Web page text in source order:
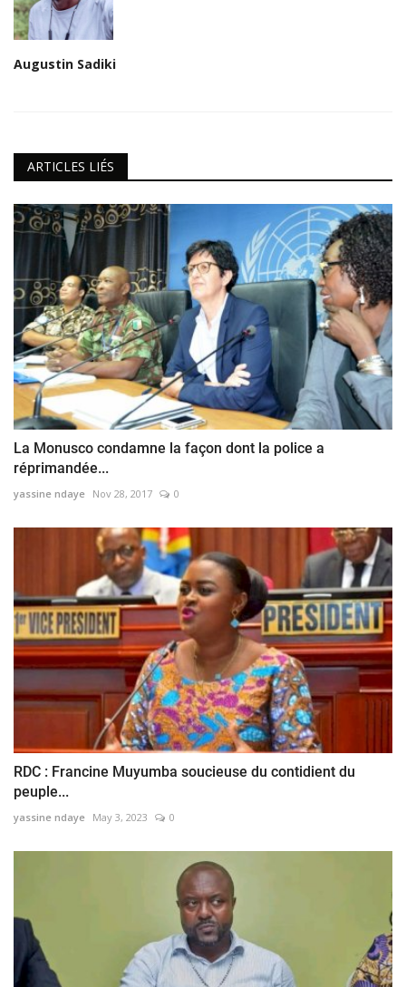
Augustin Sadiki
ARTICLES LIÉS
La Monusco condamne la façon dont la police a
réprimandée...
yassine ndaye Nov 28, 2017 0
RDC : Francine Muyumba soucieuse du contidient du
peuple...
yassine ndaye May 3, 2023 0